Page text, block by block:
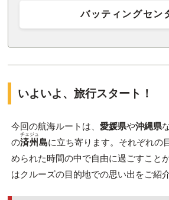
バッティングセン
いよいよ、旅行スタート！
今回の航海ルートは、 愛媛県や沖縄県
の済州
チェジュ
島に立ち寄ります。それぞれの
められた時間の中で自由に過ごすこと
はクルーズの目的地での思い出をご紹介